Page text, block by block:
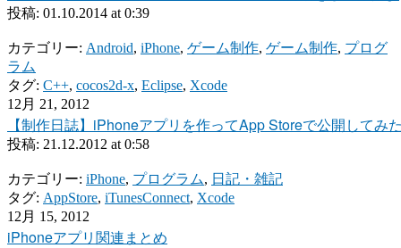
投稿: 01.10.2014 at 0:39
カテゴリー: Android, iPhone, ゲーム制作, ゲーム制作, プログ
ラム
タグ: C++, cocos2d-x, Eclipse, Xcode
12月 21, 2012
【制作日誌】iPhoneアプリを作ってApp Storeで公開してみ
投稿: 21.12.2012 at 0:58
カテゴリー: iPhone, プログラム, 日記・雑記
タグ: AppStore, iTunesConnect, Xcode
12月 15, 2012
iPhoneアプリ関連まとめ